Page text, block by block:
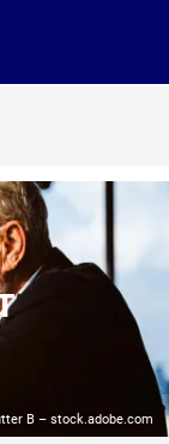
B – stock.adobe.com